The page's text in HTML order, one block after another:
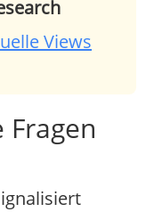
Views